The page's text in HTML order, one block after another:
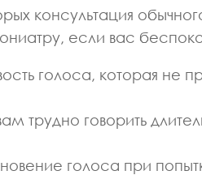
консультация
если вас
голоса, которая не
трудно говорить
голоса при